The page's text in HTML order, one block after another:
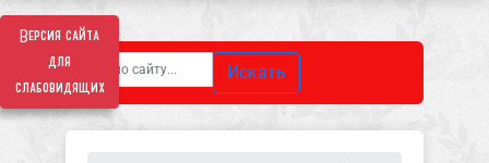
Версия сайта
для
слабовидящих
Искать